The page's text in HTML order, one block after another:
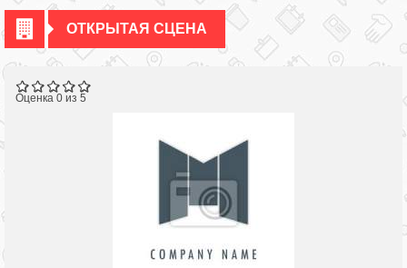
ОТКРЫТАЯ СЦЕНА
Оценка 0 из 5